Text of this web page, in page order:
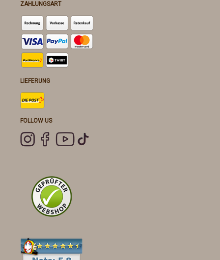
ZAHLUNGSART
LIEFERUNG
FOLLOW US